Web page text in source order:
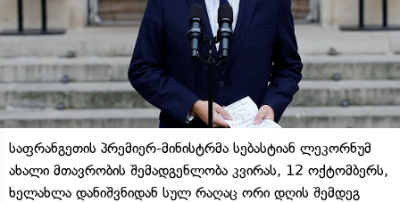
საფრანგეთის პრემიერ-მინისტრმა სებასტიან ლეკორნუმ
ახალი მთავრობის შემადგენლობა კვირას, 12 ოქტომბერს,
ხელახლა დანიშვნიდან სულ რაღაც ორი დღის შემდეგ